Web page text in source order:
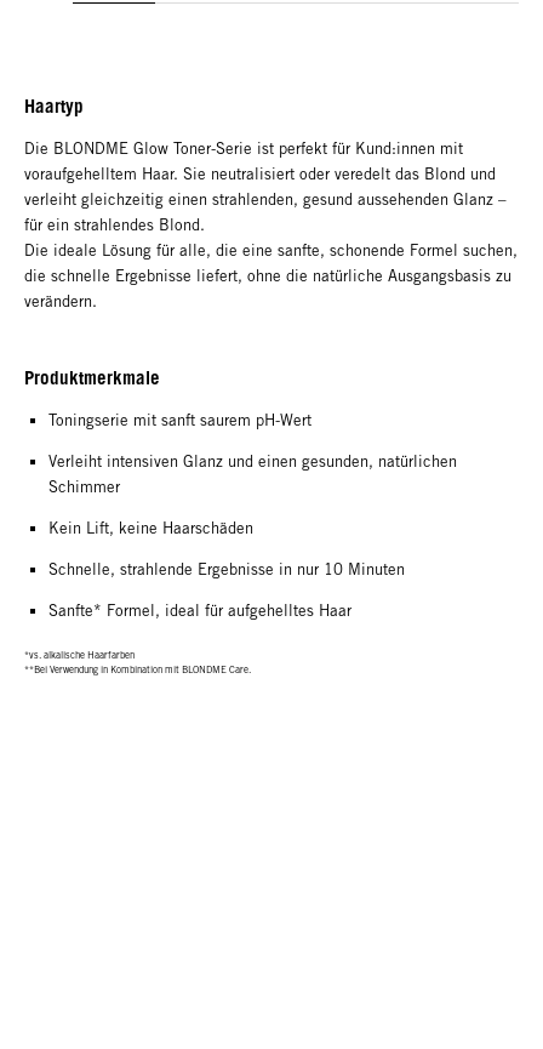
Haartyp
Die BLONDME Glow Toner-Serie ist perfekt für Kund:innen mit
voraufgehelltem Haar. Sie neutralisiert oder veredelt das Blond und
verleiht gleichzeitig einen strahlenden, gesund aussehenden Glanz –
für ein strahlendes Blond.
Die ideale Lösung für alle, die eine sanfte, schonende Formel suchen,
die schnelle Ergebnisse liefert, ohne die natürliche Ausgangsbasis zu
verändern.
Produktmerkmale
Toningserie mit sanft saurem pH-Wert
Verleiht intensiven Glanz und einen gesunden, natürlichen
Schimmer
Kein Lift, keine Haarschäden
Schnelle, strahlende Ergebnisse in nur 10 Minuten
Sanfte* Formel, ideal für aufgehelltes Haar
*vs. alkalische Haarfarben
**Bei Verwendung in Kombination mit BLONDME Care.